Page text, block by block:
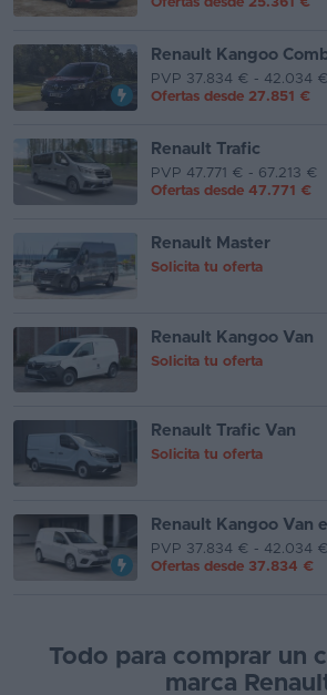
Renault Kangoo
PVP 37.834 € - 42.034 €
Ofertas desde 27.851 €
Renault Trafic
PVP 47.771 € - 67.213 €
Ofertas desde 47.771 €
Renault Master
Solicita tu oferta
Renault Kangoo Van
Solicita tu oferta
Renault Trafic Van
Solicita tu oferta
Renault Kangoo Van
PVP 37.834 € - 42.034 €
Ofertas desde 37.834 €
Todo para comprar un
marca